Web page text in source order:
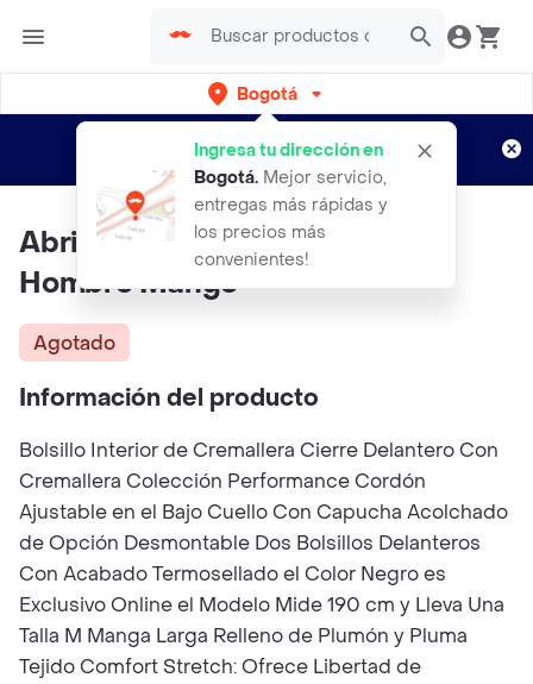
Bogotá
Ingresa tu dirección en
Bogotá. Mejor servicio,
entregas más rápidas y
los precios más
convenientes!
envíos gratis por semanas
Aplican TyC
Abrigo Anorak Coli Navy Talla L
Hombre Mango
Agotado
Información del producto
Bolsillo Interior de Cremallera Cierre Delantero Con
Cremallera Colección Performance Cordón
Ajustable en el Bajo Cuello Con Capucha Acolchado
de Opción Desmontable Dos Bolsillos Delanteros
Con Acabado Termosellado el Color Negro es
Exclusivo Online el Modelo Mide 190 cm y Lleva Una
Talla M Manga Larga Relleno de Plumón y Pluma
Tejido Comfort Stretch: Ofrece Libertad de